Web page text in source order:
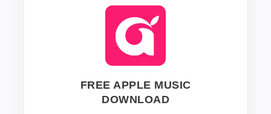
FREE APPLE MUSIC
DOWNLOAD